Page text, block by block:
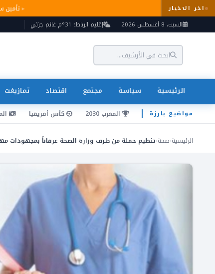
اخر الاخبار
السبت، 8 أغسطس 2026
إقليم الرباط: 31°م غائم جزئي
الرئيسية سياسة مجتمع اقتصاد تمازيغت
مواضيع بارزة المغرب 2030 كأس أفريقيا
الرئيسية›صحة›تنظيم حملة من طرف وزارة الصحة عرفاناً بمجهودات